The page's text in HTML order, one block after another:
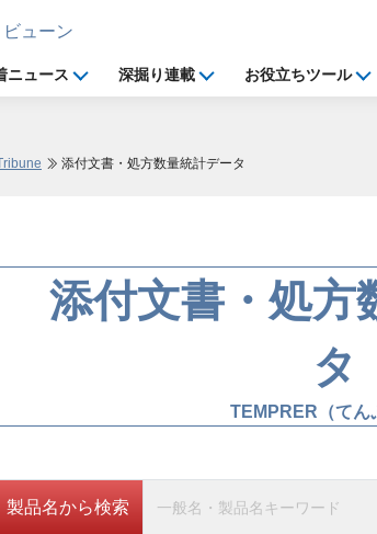
ニュース 深掘り連載 お役立ちツール
添付文書・処方数量統計データ
添付文書・処方
タ
TEMPRER（てん
製品名から検索